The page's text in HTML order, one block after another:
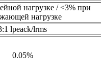
нагрузке / <3% при
нагрузке
lpeack/lrms
0.05%